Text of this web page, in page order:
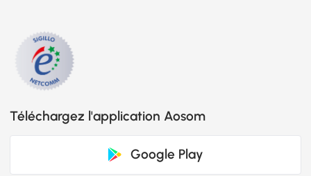
Téléchargez l'application Aosom
Google Play